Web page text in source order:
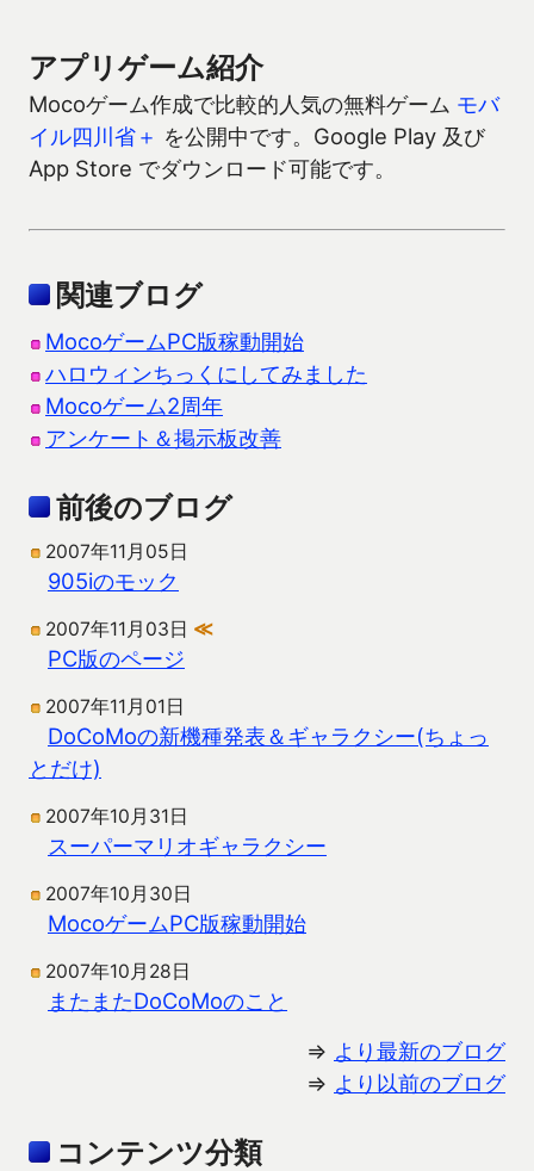
アプリゲーム紹介
Mocoゲーム作成で比較的人気の無料ゲーム モバ
イル四川省＋ を公開中です。Google Play 及び
App Store でダウンロード可能です。
関連ブログ
MocoゲームPC版稼動開始
ハロウィンちっくにしてみました
Mocoゲーム2周年
アンケート＆掲示板改善
前後のブログ
2007年11月05日
905iのモック
2007年11月03日 ≪
PC版のページ
2007年11月01日
DoCoMoの新機種発表＆ギャラクシー(ちょっ
とだけ)
2007年10月31日
スーパーマリオギャラクシー
2007年10月30日
MocoゲームPC版稼動開始
2007年10月28日
またまたDoCoMoのこと
⇒ より最新のブログ
⇒ より以前のブログ
コンテンツ分類